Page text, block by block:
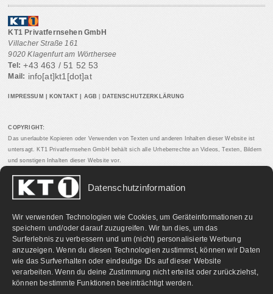
Datenschutzinformation
Wir verwenden Technologien wie Cookies, um Geräteinformationen zu
speichern und/oder darauf zuzugreifen. Wir tun dies, um das
Surferlebnis zu verbessern und um (nicht) personalisierte Werbung
anzuzeigen. Wenn du diesen Technologien zustimmst, können wir Daten
wie das Surfverhalten oder eindeutige IDs auf dieser Website
verarbeiten. Wenn du deine Zustimmung nicht erteilst oder zurückziehst,
können bestimmte Funktionen beeinträchtigt werden.
KT1 Privatfernsehen GmbH
Villacher Straße 161
9020 Klagenfurt am Wörthersee
Tel: +43 463 / 51 52 53
Mail: info[at]kt1[dot]at
IMPRESSUM KONTAKT AGB DATENSCHUTZERKLÄRUNG
COPYRIGHT:
Das unerlaubte Kopieren oder Verwenden von Texten und anderen Inhalten dieser Website ist
untersagt. KT1 Privatfernsehen GmbH behält sich alle Urheberrechte an Videos, Texten, Bildern
und sonstigen Inhalten dieser Website vor.
PARTNERLINKS: